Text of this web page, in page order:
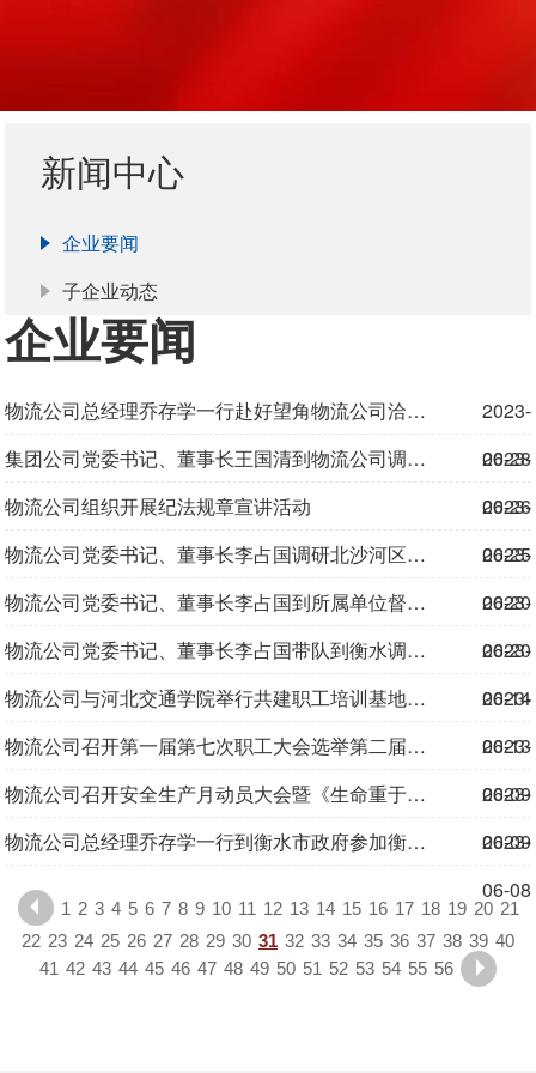
新闻中心
企业要闻
子企业动态
企业要闻
物流公司总经理乔存学一行赴好望角物流公司洽谈合作
2023-
06-28
集团公司党委书记、董事长王国清到物流公司调研指导工作
2023-
06-26
物流公司组织开展纪法规章宣讲活动
2023-
06-25
物流公司党委书记、董事长李占国调研北沙河区域综合治理提升项目
2023-
06-20
物流公司党委书记、董事长李占国到所属单位督导审计整改工作
2023-
06-20
物流公司党委书记、董事长李占国带队到衡水调研党建和项目建设工作
2023-
06-14
物流公司与河北交通学院举行共建职工培训基地签约仪式
2023-
06-13
物流公司召开第一届第七次职工大会选举第二届工会委员会
2023-
06-09
物流公司召开安全生产月动员大会暨《生命重于泰山》专题学习会议
2023-
06-09
物流公司总经理乔存学一行到衡水市政府参加衡水国际陆港项目规划交流座谈会
2023-
06-08
1 2 3 4 5 6 7 8 9 10 11 12 13 14 15 16 17 18 19 20 21
22 23 24 25 26 27 28 29 30 31 32 33 34 35 36 37 38 39 40
41 42 43 44 45 46 47 48 49 50 51 52 53 54 55 56